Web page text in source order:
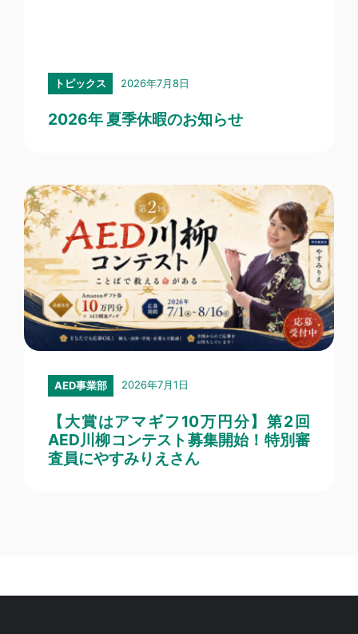
トピックス 2026年7月8日
2026年 夏季休暇のお知らせ
AED事業部 2026年7月1日
【大賞はアマギフ10万円分】第2回
AED川柳コンテスト募集開始！特別審
査員にやすみりえさん